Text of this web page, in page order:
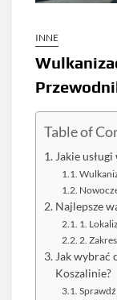
INNE
Table of
Jakie
Najlepsze
1.
2.
Jak wybrać
Koszalinie?